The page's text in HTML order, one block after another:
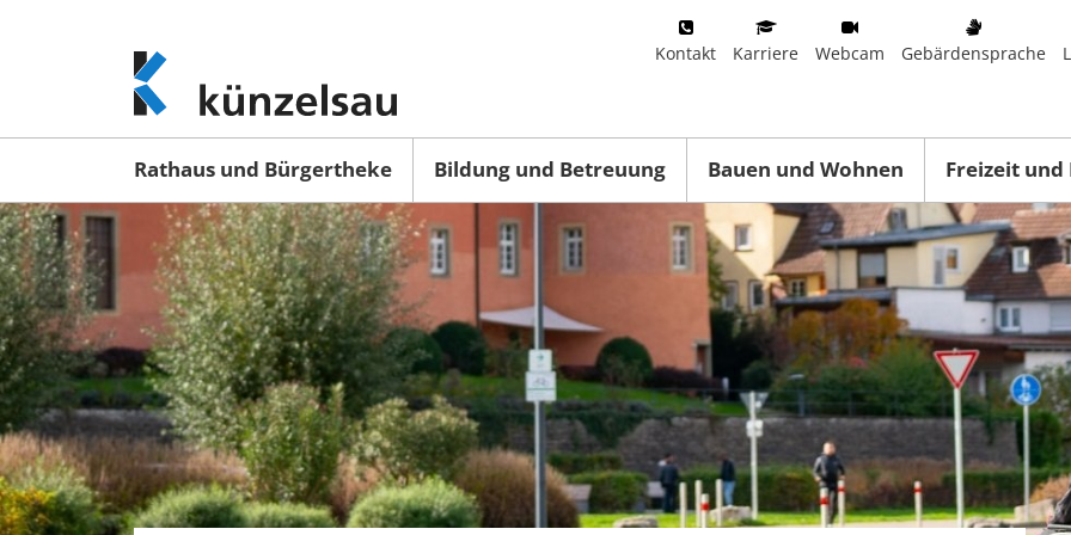
www.kuenzelsau.de
(zur
Startseite)
Kontakt Karriere Webcam Gebärdensprache
Rathaus und Bürgertheke Bildung und Betreuung Bauen und Wohnen Freizeit